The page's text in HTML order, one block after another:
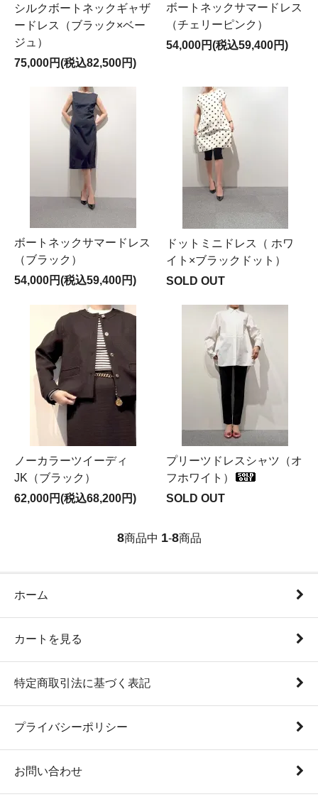
シルクボートネックギャザ
ードレス（ブラック×ベー
ジュ）
75,000円(税込82,500円)
ボートネックサマードレス
（チェリーピンク）
54,000円(税込59,400円)
ボートネックサマードレス
（ブラック）
54,000円(税込59,400円)
ドットミニドレス（ ホワ
イト×ブラックドット）
SOLD OUT
ノーカラーツイーディ
JK（ブラック）
62,000円(税込68,200円)
プリーツドレスシャツ（オ
フホワイト）
SOLD OUT
8商品中 1-8商品
ホーム
カートを見る
特定商取引法に基づく表記
プライバシーポリシー
お問い合わせ